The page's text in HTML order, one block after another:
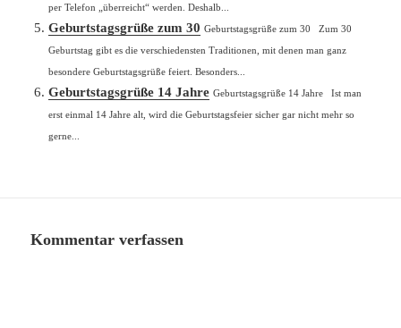
per Telefon „überreicht“ werden. Deshalb...
Geburtstagsgrüße zum 30 Geburtstagsgrüße zum 30 Zum 30
Geburtstag gibt es die verschiedensten Traditionen, mit denen man ganz
besondere Geburtstagsgrüße feiert. Besonders...
Geburtstagsgrüße 14 Jahre Geburtstagsgrüße 14 Jahre Ist man
erst einmal 14 Jahre alt, wird die Geburtstagsfeier sicher gar nicht mehr so
gerne...
Kommentar verfassen